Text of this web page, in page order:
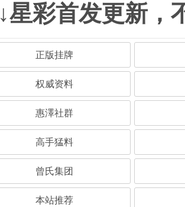
↓星彩首发更新，
正版挂牌
权威资料
惠澤社群
高手猛料
曾氏集团
本站推荐